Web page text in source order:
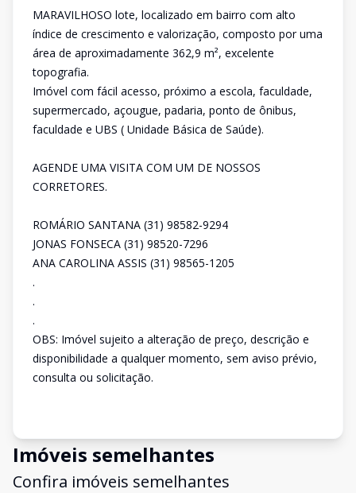
MARAVILHOSO lote, localizado em bairro com alto
índice de crescimento e valorização, composto por uma
área de aproximadamente 362,9 m², excelente
topografia.
Imóvel com fácil acesso, próximo a escola, faculdade,
supermercado, açougue, padaria, ponto de ônibus,
faculdade e UBS ( Unidade Básica de Saúde).
AGENDE UMA VISITA COM UM DE NOSSOS
CORRETORES.
ROMÁRIO SANTANA (31) 98582-9294
JONAS FONSECA (31) 98520-7296
ANA CAROLINA ASSIS (31) 98565-1205
.
.
.
OBS: Imóvel sujeito a alteração de preço, descrição e
disponibilidade a qualquer momento, sem aviso prévio,
consulta ou solicitação.
Imóveis semelhantes
Confira imóveis semelhantes